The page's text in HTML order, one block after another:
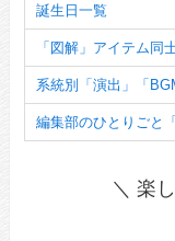
誕生日一覧
「図解」アイテム同
系統別「演出」「
編集部のひとりごと
＼ 楽